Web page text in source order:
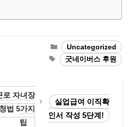
Categories
Uncategorized
Tags굿네이버스 후원
로 자녀장
법 5가지
팁
실업급여 이직확
인서 작성 5단계!